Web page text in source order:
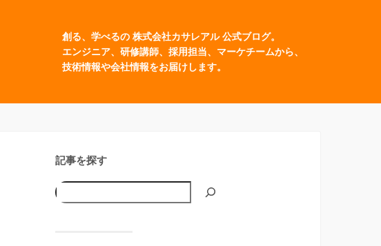
創る、学べるの 株式会社カサレアル 公式ブログ。
エンジニア、研修講師、採用担当、マーケチームから、
技術情報や会社情報をお届けします。
記事を探す